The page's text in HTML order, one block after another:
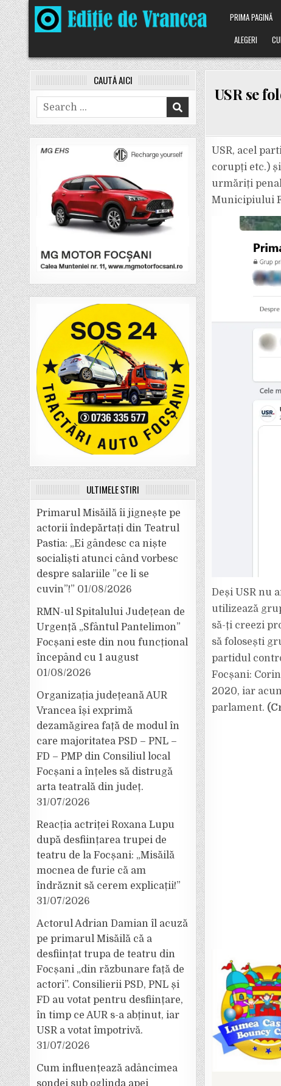
Skip
to
content
PRIMA PAGINĂ
ALEGERI
USR se
USR, acel
corupți etc.)
urmăriți
Municipiului
Deși USR nu
utilizează
să-ți creezi
să folosești
partidul
Focșani:
2020, iar
parlament.
CAUTĂ AICI
Search
for:
ULTIMELE ȘTIRI
Primarul Misăilă îi jignește pe
actorii îndepărtați din Teatrul
Pastia: „Ei gândesc ca niște
socialiști atunci când vorbesc
despre salariile ”ce li se
cuvin”!” 01/08/2026
RMN-ul Spitalului Județean de
Urgență „Sfântul Pantelimon”
Focșani este din nou funcțional
începând cu 1 august
01/08/2026
Organizația județeană AUR
Vrancea își exprimă
dezamăgirea față de modul în
care majoritatea PSD – PNL –
FD – PMP din Consiliul local
Focșani a înțeles să distrugă
arta teatrală din județ.
31/07/2026
Reacția actriței Roxana Lupu
după desființarea trupei de
teatru de la Focșani: „Misăilă
mocnea de furie că am
îndrăznit să cerem explicații!”
31/07/2026
Actorul Adrian Damian îl acuză
pe primarul Misăilă că a
desființat trupa de teatru din
Focșani „din răzbunare față de
actori”. Consilierii PSD, PNL și
FD au votat pentru desființare,
în timp ce AUR s-a abținut, iar
USR a votat împotrivă.
31/07/2026
Cum influențează adâncimea
sondei sub oglinda apei